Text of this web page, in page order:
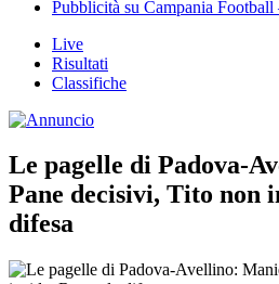
Risultati
Classifiche
Le pagelle di Padova-
Pane decisivi, Tito non
difesa